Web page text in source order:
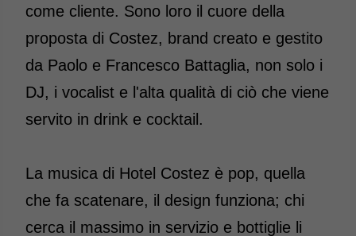
come cliente. Sono loro il cuore della
proposta di Costez, brand creato e gestito
da Paolo e Francesco Battaglia, non solo i
DJ, i vocalist e l'alta qualità di ciò che viene
servito in drink e cocktail.
La musica di Hotel Costez è pop, quella
che fa scatenare, il design funziona; chi
cerca il massimo in servizio e bottiglie li